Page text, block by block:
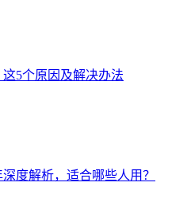
5个原因及解决办法
度解析，适合哪些人用？